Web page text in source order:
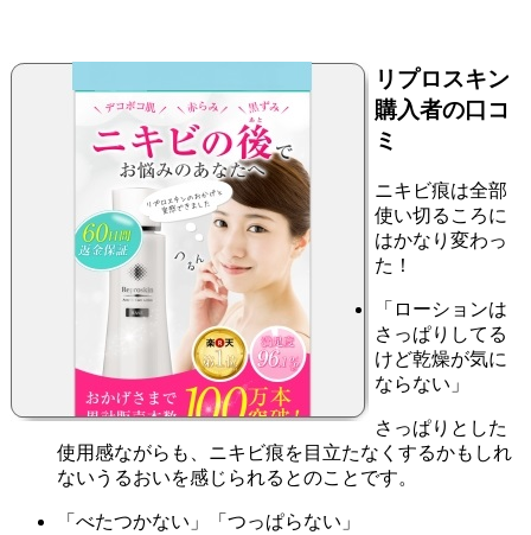
リプロスキン
購入者の口コ
ミ
ニキビ痕は全部
使い切るころに
はかなり変わっ
た！
「ローションは
さっぱりしてる
けど乾燥が気に
ならない」
さっぱりとした
使用感ながらも、ニキビ痕を目立たなくするかもしれ
ないうるおいを感じられるとのことです。
「べたつかない」「つっぱらない」